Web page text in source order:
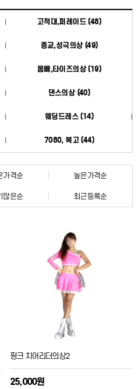
고적대,퍼레이드 (48)
종교,성극의상 (49)
몸빼,타이즈의상 (19)
댄스의상 (40)
웨딩드레스 (14)
7080, 복고 (44)
가격순 높은가격순
많은순 최근등록순
핑크 치어리더의상2
25,000원